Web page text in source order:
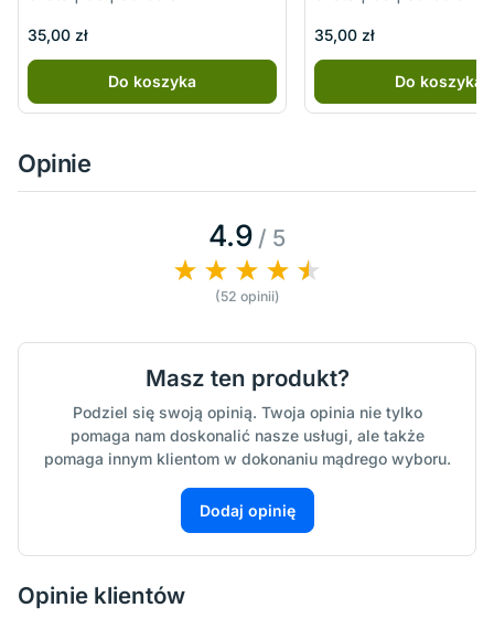
35,00 zł
Do koszyka
35,00 zł
Do koszyka
Opinie
4.9 / 5
(52 opinii)
Masz ten produkt?
Podziel się swoją opinią. Twoja opinia nie tylko
pomaga nam doskonalić nasze usługi, ale także
pomaga innym klientom w dokonaniu mądrego wyboru.
Dodaj opinię
Opinie klientów